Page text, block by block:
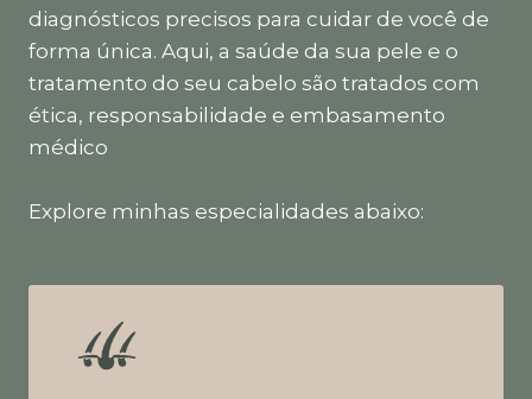
diagnósticos precisos para cuidar de você de
forma única. Aqui, a saúde da sua pele e o
tratamento do seu cabelo são tratados com
ética, responsabilidade e embasamento
médico
Explore minhas especialidades abaixo: